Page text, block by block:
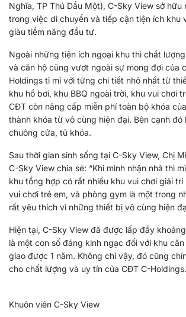
Nghĩa, TP Thủ Dầu Một), C-Sky View sở hữu
trong việc di chuyển và tiếp cận tiện ích khu
giàu tiềm năng đầu tư.
Ngoài những tiện ích ngoại khu thì chất
và căn hộ cũng vượt ngoài sự mong đợi của
Holdings tỉ mỉ với từng chi tiết nhỏ nhất từ
khu hồ bơi, khu BBQ ngoài trời, khu vui chơi
CĐT còn nâng cấp miễn phí toàn bộ khóa
thành khóa từ vô cùng hiện đại. Bên cạnh đó
chuông cửa, tủ khóa.
Sau thời gian sinh sống tại C-Sky View, Chị
C-Sky View chia sẻ: “Khi mình nhận nhà thì
khu tổng hợp có rất nhiều khu vui chơi giải trí
vui chơi trẻ em, và phòng gym là một trong
rất yêu thích vì những thiết bị vô cùng hiện
Hiện tại, C-Sky View đã được lấp đầy
là một con số đáng kinh ngạc đối với khu
giao được 1 năm. Không chỉ vậy, đó cũng
cho chất lượng và uy tín của CĐT C-Holdings.
Khuôn viên C-Sky View